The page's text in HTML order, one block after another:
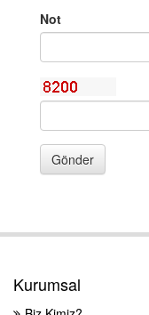
Not
Gönder
Kurumsal